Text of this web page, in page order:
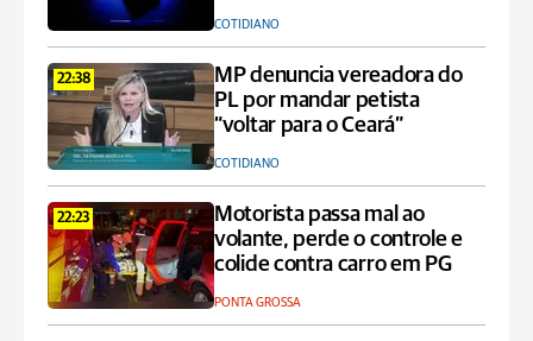
COTIDIANO
22:38
MP denuncia vereadora do
PL por mandar petista
“voltar para o Ceará”
COTIDIANO
22:23
Motorista passa mal ao
volante, perde o controle e
colide contra carro em PG
PONTA GROSSA